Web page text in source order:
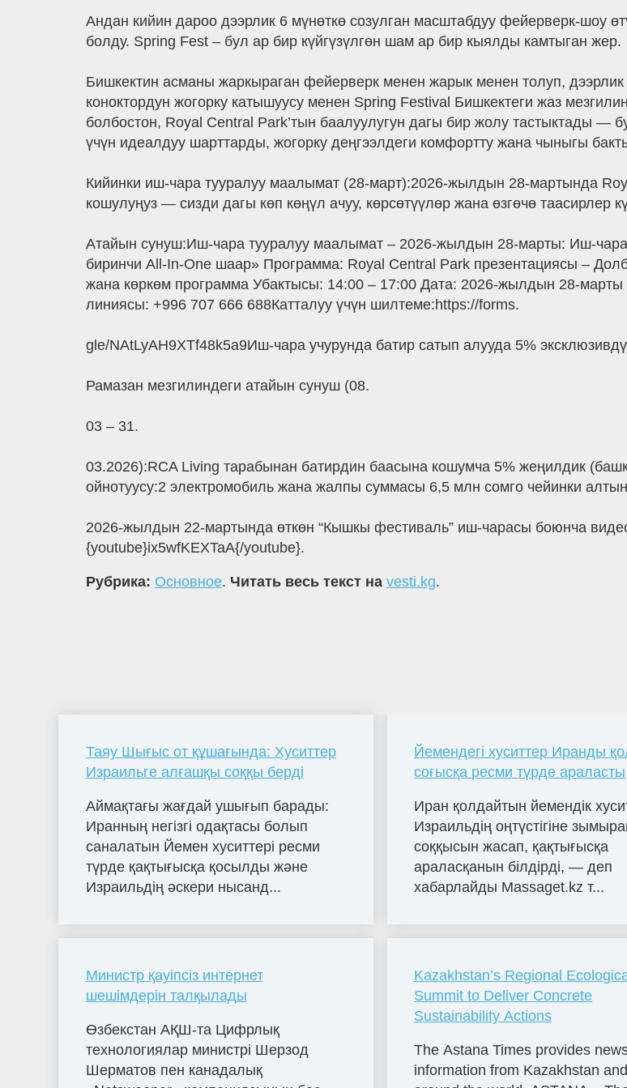
Андан кийин дароо дээрлик 6 мүнөткө созулган масштабдуу фейерверк-шоу
болду. Spring Fest – бул ар бир күйгүзүлгөн шам ар бир кыялды камтыган жер.
Бишкектин асманы жаркыраган фейерверк менен жарык менен толуп,
коноктордун жогорку катышуусу менен Spring Festival Бишкектеги жаз
болбостон, Royal Central Park’тын баалуулугун дагы бир жолу тастыктады
үчүн идеалдуу шарттарды, жогорку деңгээлдеги комфортту жана чыныгы
Кийинки иш-чара тууралуу маалымат (28-март):2026-жылдын 28-мартында
кошулуңуз — сизди дагы көп көңүл ачуу, көрсөтүүлөр жана өзгөчө таасирлер
Атайын сунуш:Иш-чара тууралуу маалымат – 2026-жылдын 28-марты: Иш-
биринчи All-In-One шаар» Программа: Royal Central Park презентациясы –
жана көркөм программа Убактысы: 14:00 – 17:00 Дата: 2026-жылдын 28-
линиясы: +996 707 666 688Катталуу үчүн шилтеме:https://forms.
gle/NAtLyAH9XTf48k5a9Иш-чара учурунда батир сатып алууда 5%
Рамазан мезгилиндеги атайын сунуш (08.
03 – 31.
03.2026):RCA Living тарабынан батирдин баасына кошумча 5% жеңилдик
ойнотуусу:2 электромобиль жана жалпы суммасы 6,5 млн сомго чейинки
2026-жылдын 22-мартында өткөн “Кышкы фестиваль” иш-чарасы боюнча
{youtube}ix5wfKEXTaA{/youtube}.
Рубрика: Основное. Читать весь текст на vesti.kg.
Таяу Шығыс от құшағында: Хуситтер
Израильге алғашқы соққы берді
Аймақтағы жағдай ушығып барады:
Иранның негізгі одақтасы болып
саналатын Йемен хуситтері ресми
түрде қақтығысқа қосылды және
Израильдің әскери нысанд...
Министр қауіпсіз интернет
шешімдерін талқылады
Өзбекстан АҚШ-та Цифрлық
технологиялар министрі Шерзод
Шерматов пен канадалық
Йемендегі хуситтер Иранды
соғысқа ресми түрде араласты
Иран қолдайтын йемендік
Израильдің оңтүстігіне
соққысын жасап, қақтығысқа
араласқанын білдірді, — деп
хабарлайды Massaget.kz т...
Kazakhstan’s Regional
Summit to Deliver Concrete
Sustainability Actions
The Astana Times provides
information from Kazakhstan and